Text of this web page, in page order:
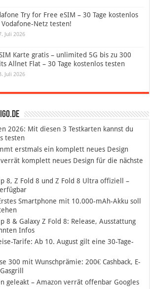
Try for Free eSIM – 30 Tage kostenlos
Vodafone-Netz testen!
Juli 2026
Karte gratis – unlimited 5G bis zu 300
Allnet Flat – 30 Tage kostenlos testen
Juli 2026
2026: Mit diesen 3 Testkarten kannst du
testen
erstmals ein komplett neues Design
komplett neues Design für die nächste
8, Z Fold 8 und Z Fold 8 Ultra offiziell –
Smartphone mit 10.000-mAh-Akku soll
8 & Galaxy Z Fold 8: Release, Ausstattung
Infos
Tarife: Ab 10. August gilt eine 30-Tage-
300 mit Wunschprämie: 200€ Cashback, E-
geleakt – Amazon verrät offenbar Googles